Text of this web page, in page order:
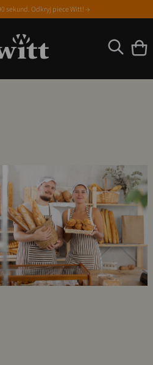
sekund. Odkryj piece Witt! →